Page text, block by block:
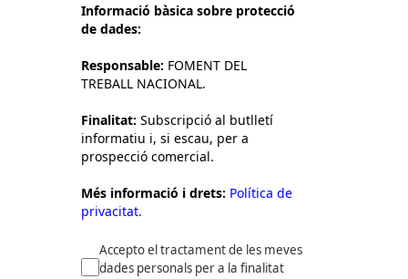
Informació bàsica sobre protecció
de dades:
Responsable: FOMENT DEL
TREBALL NACIONAL.
Finalitat: Subscripció al butlletí
informatiu i, si escau, per a
prospecció comercial.
Més informació i drets: Política de
privacitat.
Accepto el tractament de les meves
dades personals per a la finalitat